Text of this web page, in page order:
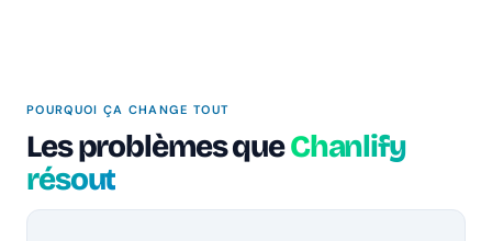
POURQUOI ÇA CHANGE TOUT
Les problèmes queChanlify
résout